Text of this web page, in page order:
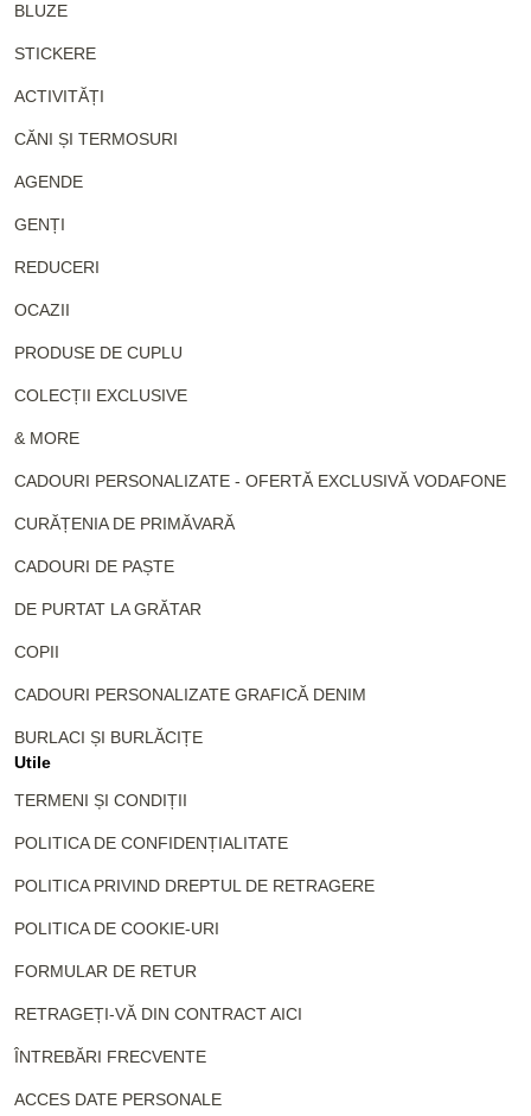
BLUZE
STICKERE
ACTIVITĂȚI
CĂNI ȘI TERMOSURI
AGENDE
GENȚI
REDUCERI
OCAZII
PRODUSE DE CUPLU
COLECȚII EXCLUSIVE
& MORE
CADOURI PERSONALIZATE - OFERTĂ EXCLUSIVĂ VODAFONE
CURĂȚENIA DE PRIMĂVARĂ
CADOURI DE PAȘTE
DE PURTAT LA GRĂTAR
COPII
CADOURI PERSONALIZATE GRAFICĂ DENIM
BURLACI ȘI BURLĂCIȚE
Utile
TERMENI ȘI CONDIȚII
POLITICA DE CONFIDENȚIALITATE
POLITICA PRIVIND DREPTUL DE RETRAGERE
POLITICA DE COOKIE-URI
FORMULAR DE RETUR
RETRAGEȚI-VĂ DIN CONTRACT AICI
ÎNTREBĂRI FRECVENTE
ACCES DATE PERSONALE